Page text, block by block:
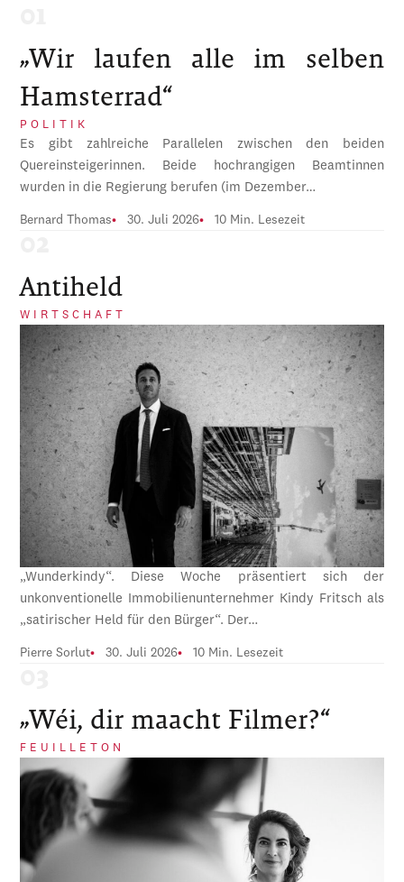
„Wir laufen alle im selben
Hamsterrad“
POLITIK
Es gibt zahlreiche Parallelen zwischen den beiden
Quereinsteigerinnen. Beide hochrangigen Beamtinnen
wurden in die Regierung berufen (im Dezember…
Bernard Thomas 30. Juli 2026 10 Min. Lesezeit
Antiheld
WIRTSCHAFT
„Wunderkindy“. Diese Woche präsentiert sich der
unkonventionelle Immobilienunternehmer Kindy Fritsch als
„satirischer Held für den Bürger“. Der…
Pierre Sorlut 30. Juli 2026 10 Min. Lesezeit
„Wéi, dir maacht Filmer?“
FEUILLETON